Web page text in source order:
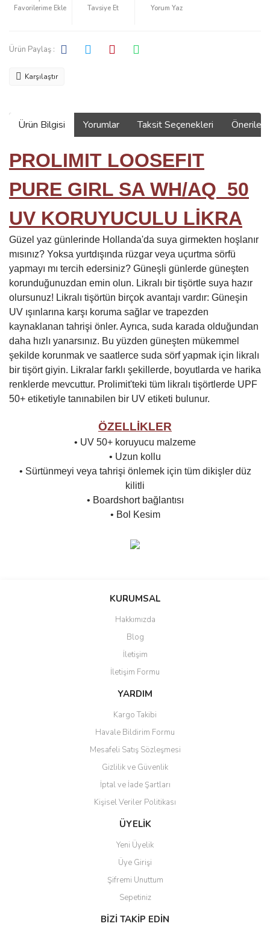
Tavsiye Et Yorum Yaz
Ürün Paylaş :
Karşılaştır
Ürün Bilgisi Yorumlar Taksit Seçenekleri
PROLIMIT LOOSEFIT
PURE GIRL SA WH/AQ 50
UV KORUYUCULU LİKRA
Güzel yaz günlerinde Hollanda'da suya girmekten hoşlanır
mısınız? Yoksa yurtdışında rüzgar veya uçurtma sörfü
yapmayı mı tercih edersiniz? Güneşli günlerde güneşten
korunduğunuzdan emin olun. Likralı bir tişörtle suya hazır
olursunuz! Likralı tişörtün birçok avantajı vardır: Güneşin
UV ışınlarına karşı koruma sağlar ve trapezden
kaynaklanan tahrişi önler. Ayrıca, suda karada olduğundan
daha hızlı yanarsınız. Bu yüzden güneşten mükemmel
şekilde korunmak ve saatlerce suda sörf yapmak için likralı
bir tişört giyin. Likralar farklı şekillerde, boyutlarda ve harika
renklerde mevcuttur. Prolimit'teki tüm likralı tişörtlerde UPF
50+ etiketiyle tanınabilen bir UV etiketi bulunur.
ÖZELLİKLER
• UV 50+ koruyucu malzeme
• Uzun kollu
• Sürtünmeyi veya tahrişi önlemek için tüm dikişler düz
kilitli
• Boardshort bağlantısı
• Bol Kesim
Bu ürüne ilk yorumu siz yapın!
Ürün resmi kalitesiz, bozuk veya görüntülenemiyor.
Ürün açıklamasında eksik bilgiler bulunuyor.
Ürün bilgilerinde hatalar bulunuyor.
Ürün fiyatı diğer sitelerden daha pahalı.
Gönder
KURUMSAL
Hakkımızda
Blog
İletişim
İletişim Formu
YARDIM
Kargo Takibi
Havale Bildirim Formu
Mesafeli Satış Sözleşmesi
Gizlilik ve Güvenlik
İptal ve İade Şartları
Kişisel Veriler Politikası
ÜYELİK
Yeni Üyelik
Üye Girişi
Şifremi Unuttum
Sepetiniz
BİZİ TAKİP EDİN